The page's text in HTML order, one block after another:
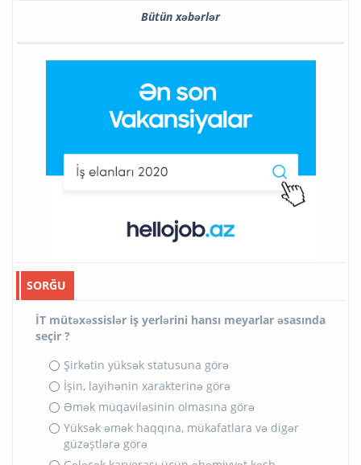
Bütün xəbərlər
SORĞU
İT mütəxəssislər iş yerlərini hansı meyarlar əsasında
seçir ?
Şirkətin yüksək statusuna görə
İşin, layihənin xarakterinə görə
Əmək müqaviləsinin olmasına görə
Yüksək əmək haqqına, mükafatlara və digər
güzəştlərə görə